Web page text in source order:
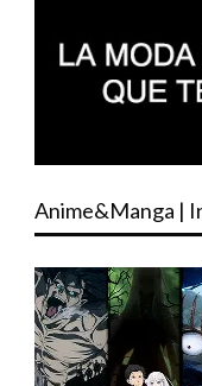
Anime&Manga |